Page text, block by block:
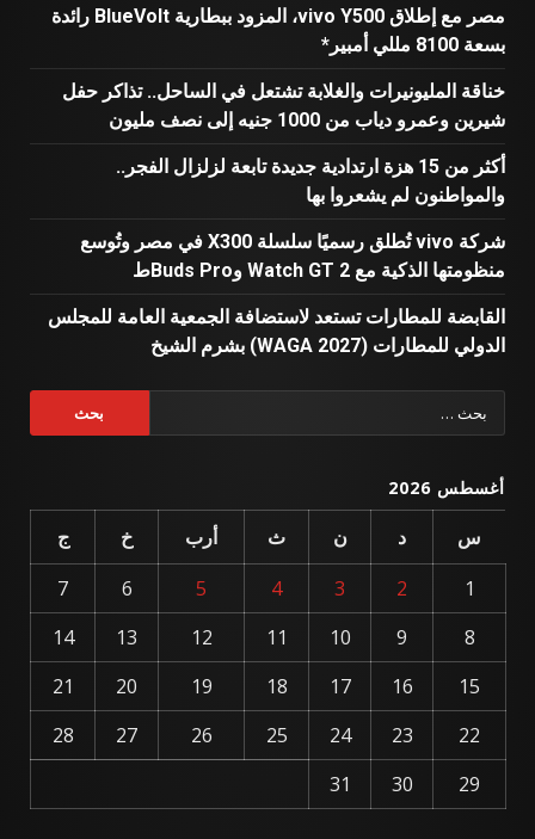
مصر مع إطلاق vivo Y500، المزود ببطارية BlueVolt رائدة
بسعة 8100 مللي أمبير*
خناقة المليونيرات والغلابة تشتعل في الساحل.. تذاكر حفل
شيرين وعمرو دياب من 1000 جنيه إلى نصف مليون
أكثر من 15 هزة ارتدادية جديدة تابعة لزلزال الفجر..
والمواطنون لم يشعروا بها
شركة vivo تُطلق رسميًا سلسلة X300 في مصر وتُوسع
منظومتها الذكية مع Watch GT 2 وBuds Proط
القابضة للمطارات تستعد لاستضافة الجمعية العامة للمجلس
الدولي للمطارات (WAGA 2027) بشرم الشيخ
عن:
أغسطس 2026
س د ن ث أرب خ
ج
1
2
3
4
5
6
7
8
9
10
11
12
13
14
15
16
17
18
19
20
21
22
23
24
25
26
27
28
29
30
31